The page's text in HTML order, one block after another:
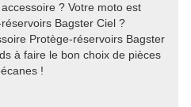
? Votre moto est
Bagster Ciel ?
Protège-réservoirs Bagster
à faire le bon choix de pièces
!